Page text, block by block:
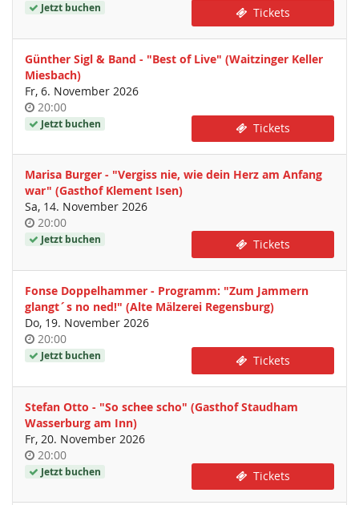
Jetzt buchen Tickets
Günther Sigl & Band - "Best of Live" (Waitzinger Keller
Miesbach)
Fr, 6. November 2026
Uhrzeit
20:00
Jetzt buchen Tickets
Marisa Burger - "Vergiss nie, wie dein Herz am Anfang
war" (Gasthof Klement Isen)
Sa, 14. November 2026
Uhrzeit
20:00
Jetzt buchen Tickets
Fonse Doppelhammer - Programm: "Zum Jammern
glangt´s no ned!" (Alte Mälzerei Regensburg)
Do, 19. November 2026
Uhrzeit
20:00
Jetzt buchen Tickets
Stefan Otto - "So schee scho" (Gasthof Staudham
Wasserburg am Inn)
Fr, 20. November 2026
Uhrzeit
20:00
Jetzt buchen Tickets